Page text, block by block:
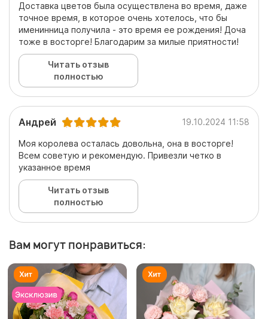
Доставка цветов была осуществлена во время, даже
точное время, в которое очень хотелось, что бы
именинница получила - это время ее рождения! Доча
тоже в восторге! Благодарим за милые приятности!
Читать отзыв
полностью
Андрей 19.10.2024 11:58
Моя королева осталась довольна, она в восторге!
Всем советую и рекомендую. Привезли четко в
указанное время
Читать отзыв
полностью
Вам могут понравиться: